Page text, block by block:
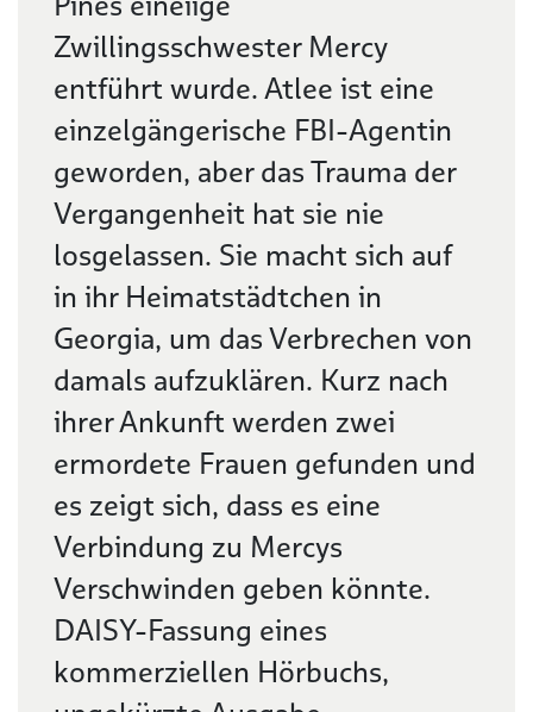
Zwillingsschwester Mercy
entführt wurde. Atlee ist eine
einzelgängerische FBI-Agentin
geworden, aber das Trauma der
Vergangenheit hat sie nie
losgelassen. Sie macht sich auf
in ihr Heimatstädtchen in
Georgia, um das Verbrechen von
damals aufzuklären. Kurz nach
ihrer Ankunft werden zwei
ermordete Frauen gefunden und
es zeigt sich, dass es eine
Verbindung zu Mercys
Verschwinden geben könnte.
DAISY-Fassung eines
kommerziellen Hörbuchs,